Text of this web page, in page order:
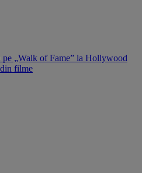
pe „Walk of Fame” la Hollywood
filme